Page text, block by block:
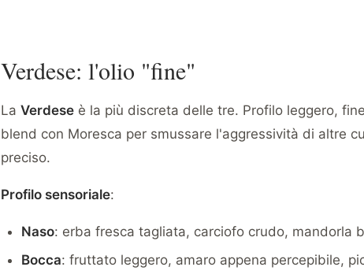
Verdese: l'olio "fine"
La Verdese è la più discreta delle tre. Profilo leggero,
blend con Moresca per smussare l'aggressività di altre
preciso.
Profilo sensoriale:
Naso: erba fresca tagliata, carciofo crudo, mandorla
Bocca: fruttato leggero, amaro appena percepibile,